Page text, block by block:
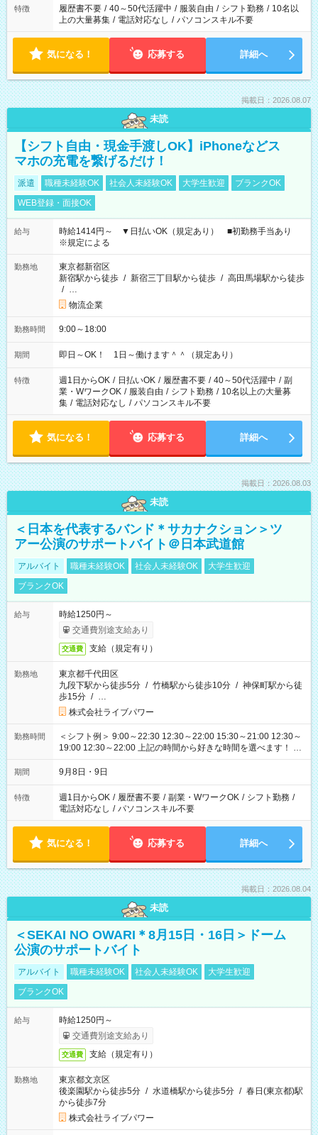
特徴 履歴書不要 / 40～50代活躍中 / 服装自由 / シフト勤務 / 10名以
上の大量募集 / 電話対応なし / パソコンスキル不要
気になる！ 応募する 詳細へ
掲載日：2026.08.07
未読
【シフト自由・現金手渡しOK】iPhoneなどス
マホの充電を繋げるだけ！
派遣 職種未経験OK 社会人未経験OK 大学生歓迎
ブランクOK
WEB登録・面接OK
給与
時給1414円～ ▼日払いOK（規定あり） ■初勤務手当あり
※規定による
勤務地
東京都新宿区
新宿駅から徒歩 / 新宿三丁目駅から徒歩 / 高田馬場駅から徒歩
/ …
物流企業
勤務時間 9:00～18:00
期間 即日～OK！ 1日～働けます＾＾（規定あり）
特徴 週1日からOK / 日払いOK / 履歴書不要 / 40～50代活躍中 / 副
業・WワークOK / 服装自由 / シフト勤務 / 10名以上の大量募
集 / 電話対応なし / パソコンスキル不要
気になる！ 応募する 詳細へ
掲載日：2026.08.03
未読
＜日本を代表するバンド＊サカナクション＞ツ
アー公演のサポートバイト＠日本武道館
アルバイト 職種未経験OK 社会人未経験OK
大学生歓迎
ブランクOK
給与
時給1250円～
交通費別途支給あり
交通費 支給（規定有り）
勤務地
東京都千代田区
九段下駅から徒歩5分 / 竹橋駅から徒歩10分 / 神保町駅から徒
歩15分 / …
株式会社ライブパワー
勤務時間
＜シフト例＞ 9:00～22:30 12:30～22:00 15:30～21:00 12:30～
19:00 12:30～22:00 上記の時間から好きな時間を選べます！ ※
時間は変更となる可能性があります
期間 9月8日・9日
特徴 週1日からOK / 履歴書不要 / 副業・WワークOK / シフト勤務 /
電話対応なし / パソコンスキル不要
気になる！ 応募する 詳細へ
掲載日：2026.08.04
未読
＜SEKAI NO OWARI＊8月15日・16日＞ドーム
公演のサポートバイト
アルバイト 職種未経験OK 社会人未経験OK
大学生歓迎
ブランクOK
給与
時給1250円～
交通費別途支給あり
交通費 支給（規定有り）
勤務地
東京都文京区
後楽園駅から徒歩5分 / 水道橋駅から徒歩5分 / 春日(東京都)駅
から徒歩7分
株式会社ライブパワー